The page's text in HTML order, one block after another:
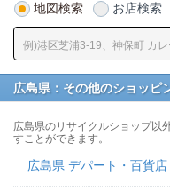
地図検索 お店検索
広島県：その他のショッピ
広島県のリサイクルショップ以
すことができます。
広島県 デパート・百貨店